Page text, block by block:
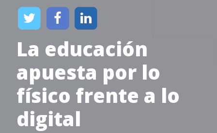
La educación
apuesta por lo
físico frente a lo
digital